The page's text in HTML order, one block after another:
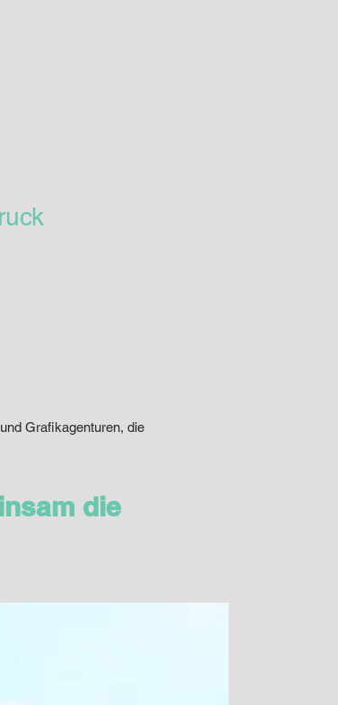
Grafikagenturen, die
die